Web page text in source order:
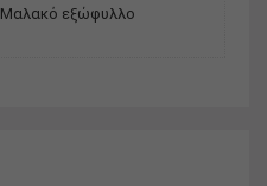
Μαλακό εξώφυλλο